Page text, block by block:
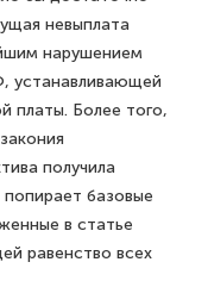
невыплата
нарушением
устанавливающей
платы. Более того,
получила
базовые
в статье
равенство всех